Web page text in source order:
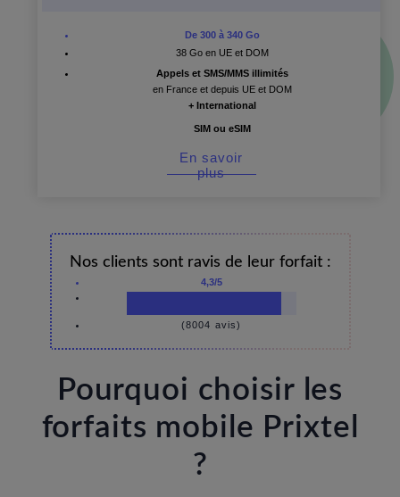
De 300 à 340 Go
38 Go en UE et DOM
Appels et SMS/MMS illimités
en France et depuis UE et DOM
+ International
SIM ou eSIM
En savoir
plus
Nos clients sont ravis de leur forfait :
4,3/5
(8004 avis)
Pourquoi choisir les
forfaits mobile Prixtel
?